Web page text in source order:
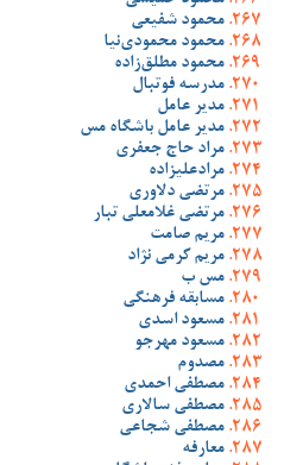
محمود شفیعی
محمود محمودی‌نیا
محمود مطلق‌زاده
مدرسه فوتبال
مدیر عامل
مدیر عامل باشگاه مس
مراد حاج جعفری
مرادعلیزاده
مرتضی دلاوری
مرتضی غلامعلی تبار
مریم صامت
مریم کرمی نژاد
مس ب
مسابقه فرهنگی
مسعود اسدی
مسعود مهرجو
مصدوم
مصطفی احمدی
مصطفی سالاری
مصطفی شجاعی
معارفه